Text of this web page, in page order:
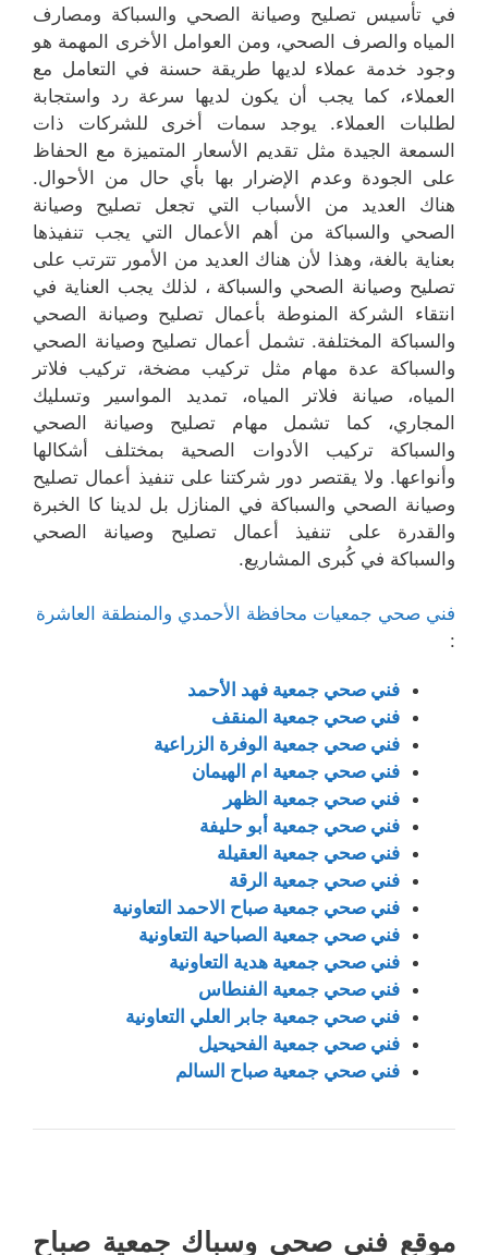
في تأسيس تصليح وصيانة الصحي والسباكة ومصارف
المياه والصرف الصحي، ومن العوامل الأخرى المهمة هو
وجود خدمة عملاء لديها طريقة حسنة في التعامل مع
العملاء، كما يجب أن يكون لديها سرعة رد واستجابة
لطلبات العملاء. يوجد سمات أخرى للشركات ذات
السمعة الجيدة مثل تقديم الأسعار المتميزة مع الحفاظ
على الجودة وعدم الإضرار بها بأي حال من الأحوال.
هناك العديد من الأسباب التي تجعل تصليح وصيانة
الصحي والسباكة من أهم الأعمال التي يجب تنفيذها
بعناية بالغة، وهذا لأن هناك العديد من الأمور تترتب على
تصليح وصيانة الصحي والسباكة ، لذلك يجب العناية في
انتقاء الشركة المنوطة بأعمال تصليح وصيانة الصحي
والسباكة المختلفة. تشمل أعمال تصليح وصيانة الصحي
والسباكة عدة مهام مثل تركيب مضخة، تركيب فلاتر
المياه، صيانة فلاتر المياه، تمديد المواسير وتسليك
المجاري، كما تشمل مهام تصليح وصيانة الصحي
والسباكة تركيب الأدوات الصحية بمختلف أشكالها
وأنواعها. ولا يقتصر دور شركتنا على تنفيذ أعمال تصليح
وصيانة الصحي والسباكة في المنازل بل لدينا كا الخبرة
والقدرة على تنفيذ أعمال تصليح وصيانة الصحي
والسباكة في كُبرى المشاريع.
فني صحي جمعيات محافظة الأحمدي والمنطقة العاشرة
:
فني صحي جمعية فهد الأحمد
فني صحي جمعية المنقف
فني صحي جمعية الوفرة الزراعية
فني صحي جمعية ام الهيمان
فني صحي جمعية الظهر
فني صحي جمعية أبو حليفة
فني صحي جمعية العقيلة
فني صحي جمعية الرقة
فني صحي جمعية صباح الاحمد التعاونية
فني صحي جمعية الصباحية التعاونية
فني صحي جمعية هدية التعاونية
فني صحي جمعية الفنطاس
فني صحي جمعية جابر العلي التعاونية
فني صحي جمعية الفحيحيل
فني صحي جمعية صباح السالم
موقع فني صحي وسباك جمعية صباح